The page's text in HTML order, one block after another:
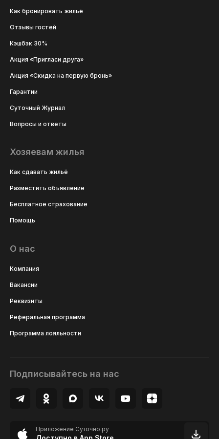
Как бронировать жильё
Отзывы гостей
Кэшбэк 30%
Акция «Пригласи друга»
Акция «Скидка на первую бронь»
Гарантии
Суточный Журнал
Вопросы и ответы
Хозяевам жилья
Как сдавать жильё
Разместить объявление
Бесплатное страхование
Помощь
О нас
Компания
Вакансии
Реквизиты
Реферальная программа
Программа лояльности
Подписывайтесь на нас
Приложение Суточно.ру